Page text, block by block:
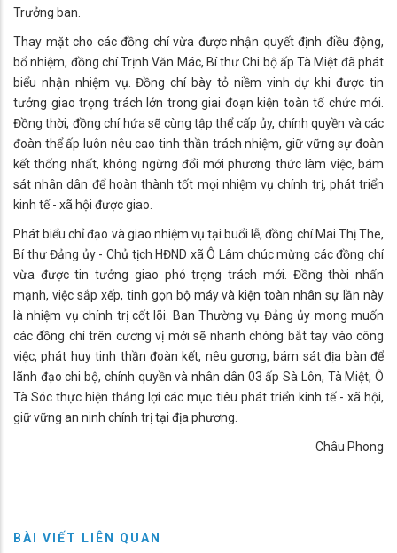
Trưởng ban.
Thay mặt cho các đồng chí vừa được nhận quyết định điều động,
bổ nhiệm, đồng chí Trịnh Văn Mác, Bí thư Chi bộ ấp Tà Miệt đã phát
biểu nhận nhiệm vụ. Đồng chí bày tỏ niềm vinh dự khi được tin
tưởng giao trọng trách lớn trong giai đoạn kiện toàn tổ chức mới.
Đồng thời, đồng chí hứa sẽ cùng tập thể cấp ủy, chính quyền và các
đoàn thể ấp luôn nêu cao tinh thần trách nhiệm, giữ vững sự đoàn
kết thống nhất, không ngừng đổi mới phương thức làm việc, bám
sát nhân dân để hoàn thành tốt mọi nhiệm vụ chính trị, phát triển
kinh tế - xã hội được giao.
Phát biểu chỉ đạo và giao nhiệm vụ tại buổi lễ, đồng chí Mai Thị The,
Bí thư Đảng ủy - Chủ tịch HĐND xã Ô Lâm chúc mừng các đồng chí
vừa được tin tưởng giao phó trọng trách mới. Đồng thời nhấn
mạnh, việc sắp xếp, tinh gọn bộ máy và kiện toàn nhân sự lần này
là nhiệm vụ chính trị cốt lõi. Ban Thường vụ Đảng ủy mong muốn
các đồng chí trên cương vị mới sẽ nhanh chóng bắt tay vào công
việc, phát huy tinh thần đoàn kết, nêu gương, bám sát địa bàn để
lãnh đạo chi bộ, chính quyền và nhân dân 03 ấp Sà Lôn, Tà Miệt, Ô
Tà Sóc thực hiện thắng lợi các mục tiêu phát triển kinh tế - xã hội,
giữ vững an ninh chính trị tại địa phương.
Châu Phong
BÀI VIẾT LIÊN QUAN